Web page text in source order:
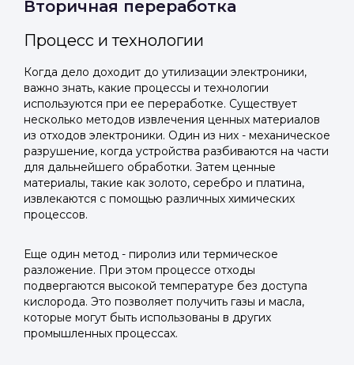
Вторичная переработка
Процесс и технологии
Когда дело доходит до утилизации электроники,
важно знать, какие процессы и технологии
используются при ее переработке. Существует
несколько методов извлечения ценных материалов
из отходов электроники. Один из них - механическое
разрушение, когда устройства разбиваются на части
для дальнейшего обработки. Затем ценные
материалы, такие как золото, серебро и платина,
извлекаются с помощью различных химических
процессов.
Еще один метод - пиролиз или термическое
разложение. При этом процессе отходы
подвергаются высокой температуре без доступа
кислорода. Это позволяет получить газы и масла,
которые могут быть использованы в других
промышленных процессах.